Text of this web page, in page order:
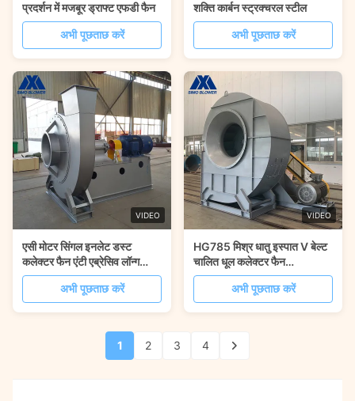
प्रदर्शन में मजबूर ड्राफ्ट एफडी फैन
अभी पूछताछ करें
शक्ति कार्बन स्ट्रक्चरल स्टील
अभी पूछताछ करें
VIDEO
एसी मोटर सिंगल इनलेट डस्ट
कलेक्टर फैन एंटी एब्रेसिव लॉन्ग
लाइफटाइम
अभी पूछताछ करें
VIDEO
HG785 मिश्र धातु इस्पात V बेल्ट
चालित धूल कलेक्टर फैन
धमाकाप्रूफ
अभी पूछताछ करें
1 2 3 4